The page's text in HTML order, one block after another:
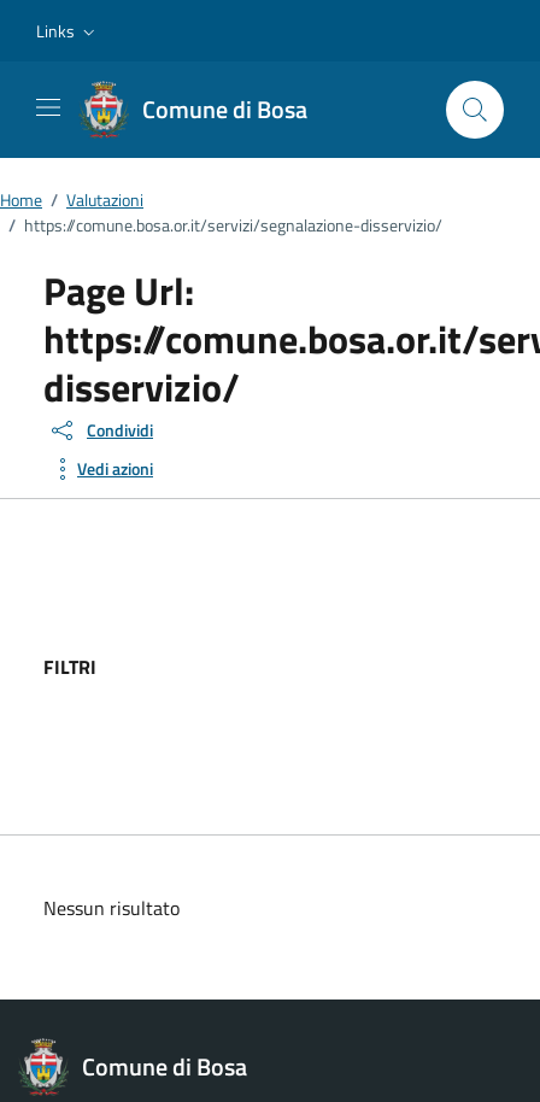
Links
Comune di Bosa
Home / Valutazioni
/ https://comune.bosa.or.it/servizi/segnalazione-disservizio/
Page Url:
https://comune.bosa.or.it/
disservizio/
Condividi
Vedi azioni
FILTRI
Nessun risultato
Comune di Bosa